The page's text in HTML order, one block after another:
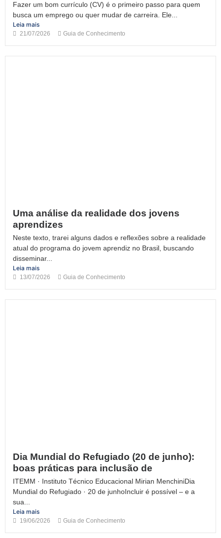
Fazer um bom currículo (CV) é o primeiro passo para quem
busca um emprego ou quer mudar de carreira. Ele...
Leia mais
21/07/2026 Guia de Conhecimento
Uma análise da realidade dos jovens
aprendizes
Neste texto, trarei alguns dados e reflexões sobre a realidade
atual do programa do jovem aprendiz no Brasil, buscando
disseminar...
Leia mais
13/07/2026 Guia de Conhecimento
Dia Mundial do Refugiado (20 de junho):
boas práticas para inclusão de
ITEMM · Instituto Técnico Educacional Mirian MenchiniDia
Mundial do Refugiado · 20 de junhoIncluir é possível – e a
sua...
Leia mais
19/06/2026 Guia de Conhecimento